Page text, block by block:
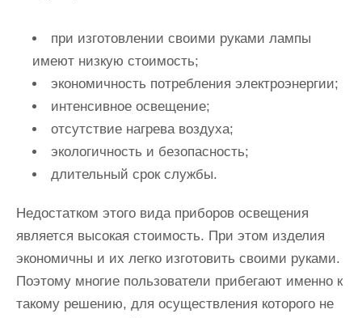
при изготовлении своими руками лампы
имеют низкую стоимость;
экономичность потребления электроэнергии;
интенсивное освещение;
отсутствие нагрева воздуха;
экологичность и безопасность;
длительный срок службы.
Недостатком этого вида приборов освещения
является высокая стоимость. При этом изделия
экономичны и их легко изготовить своими руками.
Поэтому многие пользователи прибегают именно к
такому решению, для осуществления которого не